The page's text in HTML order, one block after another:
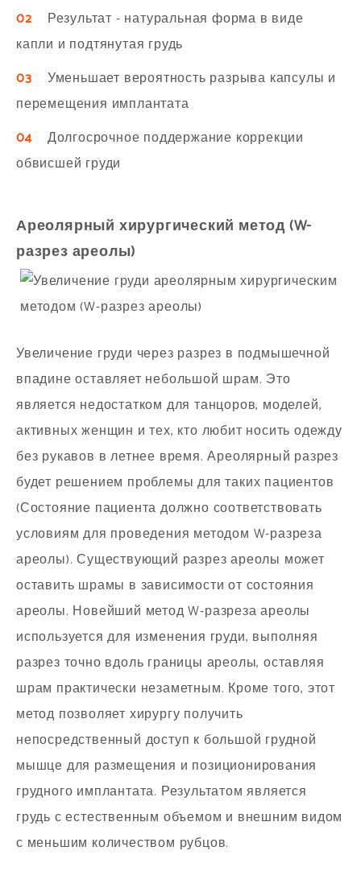
02Результат - натуральная форма в виде
капли и подтянутая грудь
03 Уменьшает вероятность разрыва капсулы и
перемещения имплантата
04Долгосрочное поддержание коррекции
обвисшей груди
Ареолярный хирургический метод (W-
разрез ареолы)
Увеличение груди через разрез в подмышечной
впадине оставляет небольшой шрам. Это
является недостатком для танцоров, моделей,
активных женщин и тех, кто любит носить одежду
без рукавов в летнее время. Ареолярный разрез
будет решением проблемы для таких пациентов
(Состояние пациента должно соответствовать
условиям для проведения методом W-разреза
ареолы). Существующий разрез ареолы может
оставить шрамы в зависимости от состояния
ареолы. Новейший метод W-разреза ареолы
используется для изменения груди, выполняя
разрез точно вдоль границы ареолы, оставляя
шрам практически незаметным. Кроме того, этот
метод позволяет хирургу получить
непосредственный доступ к большой грудной
мышце для размещения и позиционирования
грудного имплантата. Результатом является
грудь с естественным объемом и внешним видом
с меньшим количеством рубцов.